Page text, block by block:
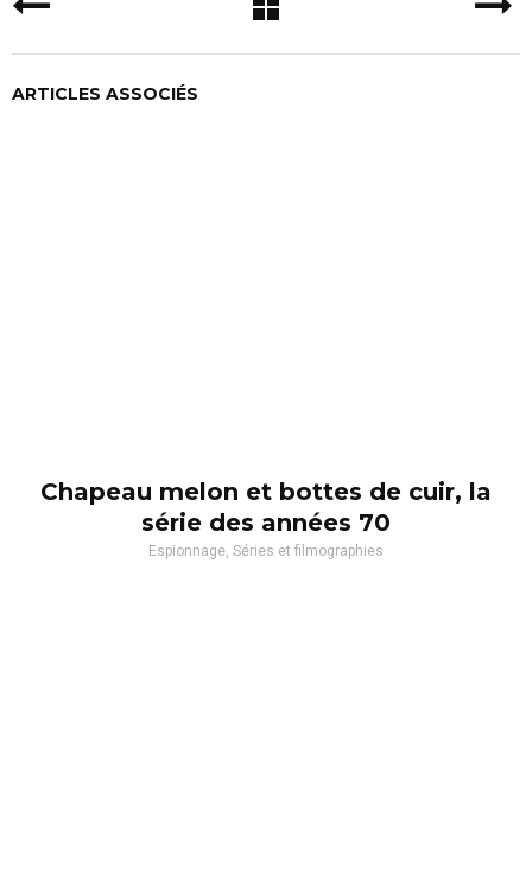
ARTICLES ASSOCIÉS
Chapeau melon et bottes de cuir, la
série des années 70
Espionnage, Séries et filmographies